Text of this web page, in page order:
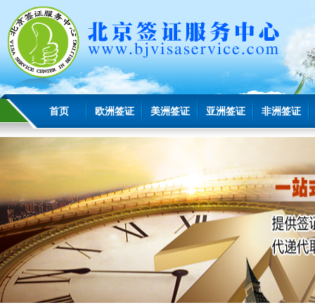
首页 欧洲签证 美洲签证 亚洲签证 非洲签证